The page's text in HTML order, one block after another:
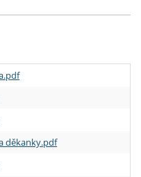
děkanky.pdf